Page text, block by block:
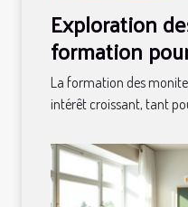
Exploration
formation
d'équitation
La formation des
intérêt croissant, tant